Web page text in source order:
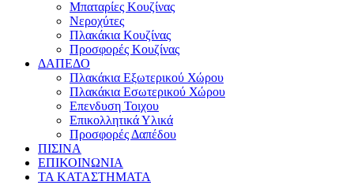
Μπαταρίες Κουζίνας
Νεροχύτες
Πλακάκια Κουζίνας
Προσφορές Κουζίνας
ΔΑΠΕΔΟ
Πλακάκια Εξωτερικού Χώρου
Πλακάκια Εσωτερικού Χώρου
Επενδυση Τοιχου
Επικολλητικά Υλικά
Προσφορές Δαπέδου
ΠΙΣΙΝΑ
ΕΠΙΚΟΙΝΩΝΙΑ
ΤΑ ΚΑΤΑΣΤΗΜΑΤΑ